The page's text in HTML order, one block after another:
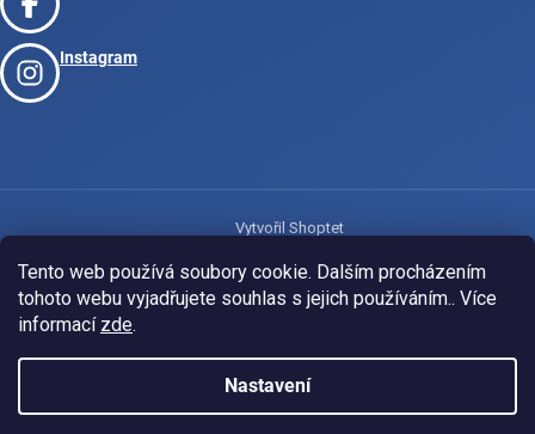
Tento web používá soubory cookie. Dalším procházením
tohoto webu vyjadřujete souhlas s jejich používáním.. Více
informací zde.
Nastavení
Instagram
Vytvořil Shoptet
Copyright 2026www.josport.cz. Všechna práva vyhrazena.